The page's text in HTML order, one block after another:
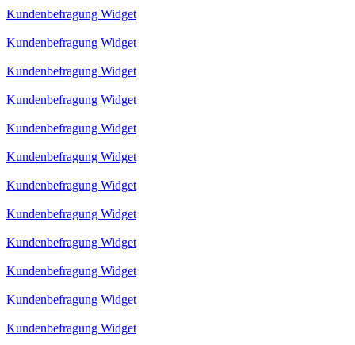
Kundenbefragung Widget
Kundenbefragung Widget
Kundenbefragung Widget
Kundenbefragung Widget
Kundenbefragung Widget
Kundenbefragung Widget
Kundenbefragung Widget
Kundenbefragung Widget
Kundenbefragung Widget
Kundenbefragung Widget
Kundenbefragung Widget
Kundenbefragung Widget